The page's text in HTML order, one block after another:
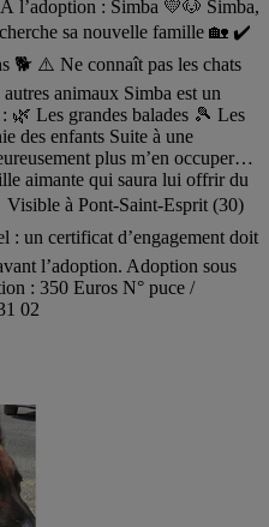
l’adoption : Simba 💛🐶 Simba,
sa nouvelle famille 🏡 ✔️
🐕 ⚠️ Ne connaît pas les chats
animaux Simba est un
🌿 Les grandes balades 🎾 Les
des enfants Suite à une
plus m’en occuper…
aimante qui saura lui offrir du
à Pont-Saint-Esprit (30)
un certificat d’engagement doit
l’adoption. Adoption sous
: 350 Euros N° puce /
02